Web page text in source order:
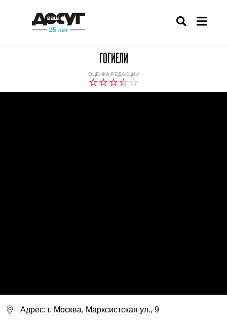
ГОГИЕЛИ
ОЦЕНКА РЕДАКЦИИ
Адрес: г. Москва, Марксистская ул., 9